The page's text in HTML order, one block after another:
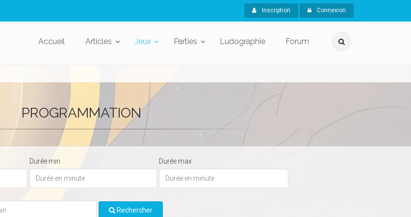
Inscription Connexion
Accueil Articles Jeux Parties Ludographie Forum
PROGRAMMATION
Durée min Durée max
Rechercher